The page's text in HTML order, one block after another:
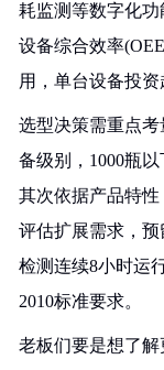
耗监测等数字化功
设备综合效率
用，单台设备投资
选型决策需重点
备级别，1000瓶
其次依据产品特
评估扩展需求，
检测连续8小时运
2010标准要求。
老板们要是想了